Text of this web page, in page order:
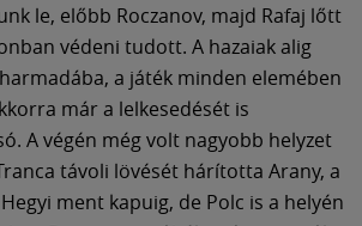
le, előbb Roczanov, majd Rafaj lőtt
védeni tudott. A hazaiak alig
a játék minden elemében
már a lelkesedését is
A végén még volt nagyobb helyzet
távoli lövését hárította Arany, a
ment kapuig, de Polc is a helyén